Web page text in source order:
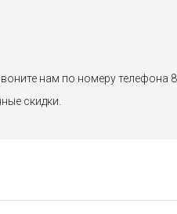
нам по номеру телефона
скидки.